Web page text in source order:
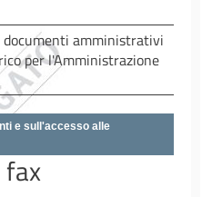
amministrativi
per l'Amministrazione
e sull'accesso alle